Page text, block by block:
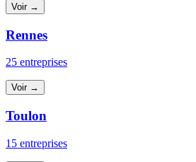
Voir →
Rennes
25 entreprises
Voir →
Toulon
15 entreprises